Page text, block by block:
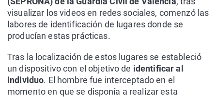
visualizar los videos en redes sociales, comenzó las
labores de identificación de lugares donde se
producían estas prácticas.
Tras la localización de estos lugares se estableció
un dispositivo con el objetivo de identificar al
individuo. El hombre fue interceptado en el
momento en que se disponía a realizar esta